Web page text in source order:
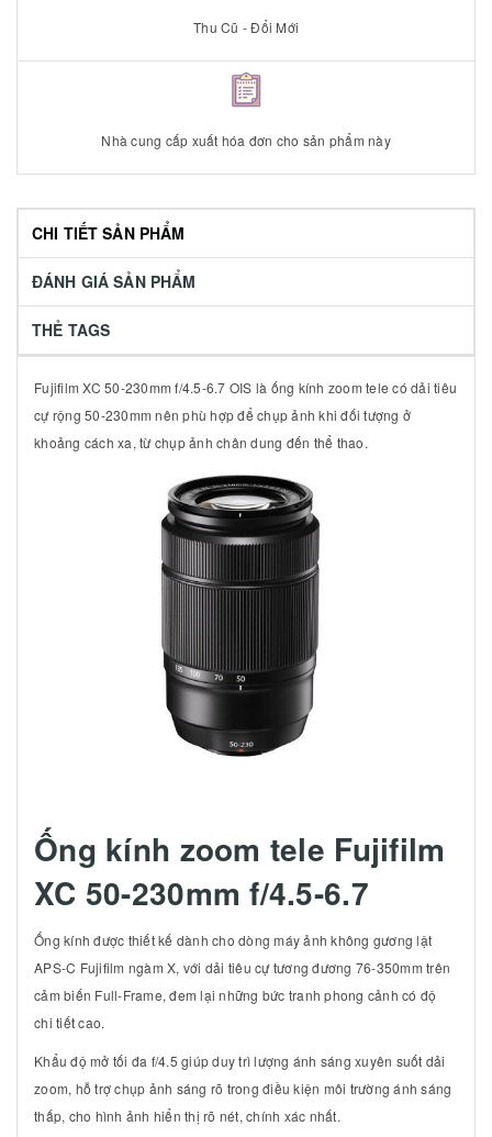
Thu Cũ - Đổi Mới
Nhà cung cấp xuất hóa đơn cho sản phẩm này
CHI TIẾT SẢN PHẨM
ĐÁNH GIÁ SẢN PHẨM
THẺ TAGS
Fujifilm XC 50-230mm f/4.5-6.7 OIS là ống kính zoom tele có dải tiêu
cự rộng 50-230mm nên phù hợp để chụp ảnh khi đối tượng ở
khoảng cách xa, từ chụp ảnh chân dung đến thể thao.
Ống kính zoom tele Fujifilm
XC 50-230mm f/4.5-6.7
Ống kính được thiết kế dành cho dòng máy ảnh không gương lật
APS-C Fujifilm ngàm X, với dải tiêu cự tương đương 76-350mm trên
cảm biến Full-Frame, đem lại những bức tranh phong cảnh có độ
chi tiết cao.
Khẩu độ mở tối đa f/4.5 giúp duy trì lượng ánh sáng xuyên suốt dải
zoom, hỗ trợ chụp ảnh sáng rõ trong điều kiện môi trường ánh sáng
thấp, cho hình ảnh hiển thị rõ nét, chính xác nhất.